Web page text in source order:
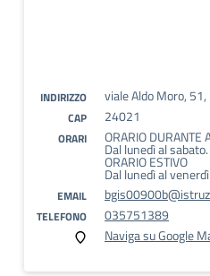
INDIRIZZO viale Aldo Moro,
CAP 24021
ORARI ORARIO DURANTE
Dal lunedì al sabato.
ORARIO ESTIVO
Dal lunedì al
EMAIL
TELEFONO
035751389
Naviga su Google